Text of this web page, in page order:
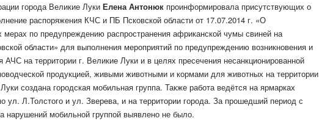
города Великие Луки Елена Антонюк проинформировала присутствующих о
распоряжения КЧС и ПБ Псковской области от 17.07.2014 г. «О
мерах по предупреждению распространения африканской чумы свиней на
области» для выполнения мероприятий по предупреждению возникновения и
АЧС на территории г. Великие Луки и в целях пресечения несанкционированной
продукцией, живыми животными и кормами для животных на территории
создана городская мобильная группа. Также работа ведётся на ярмарках
ул. Л.Толстого и ул. Зверева, и на территории города. За прошедший период с
нарушений мобильной группой выявлено не было.